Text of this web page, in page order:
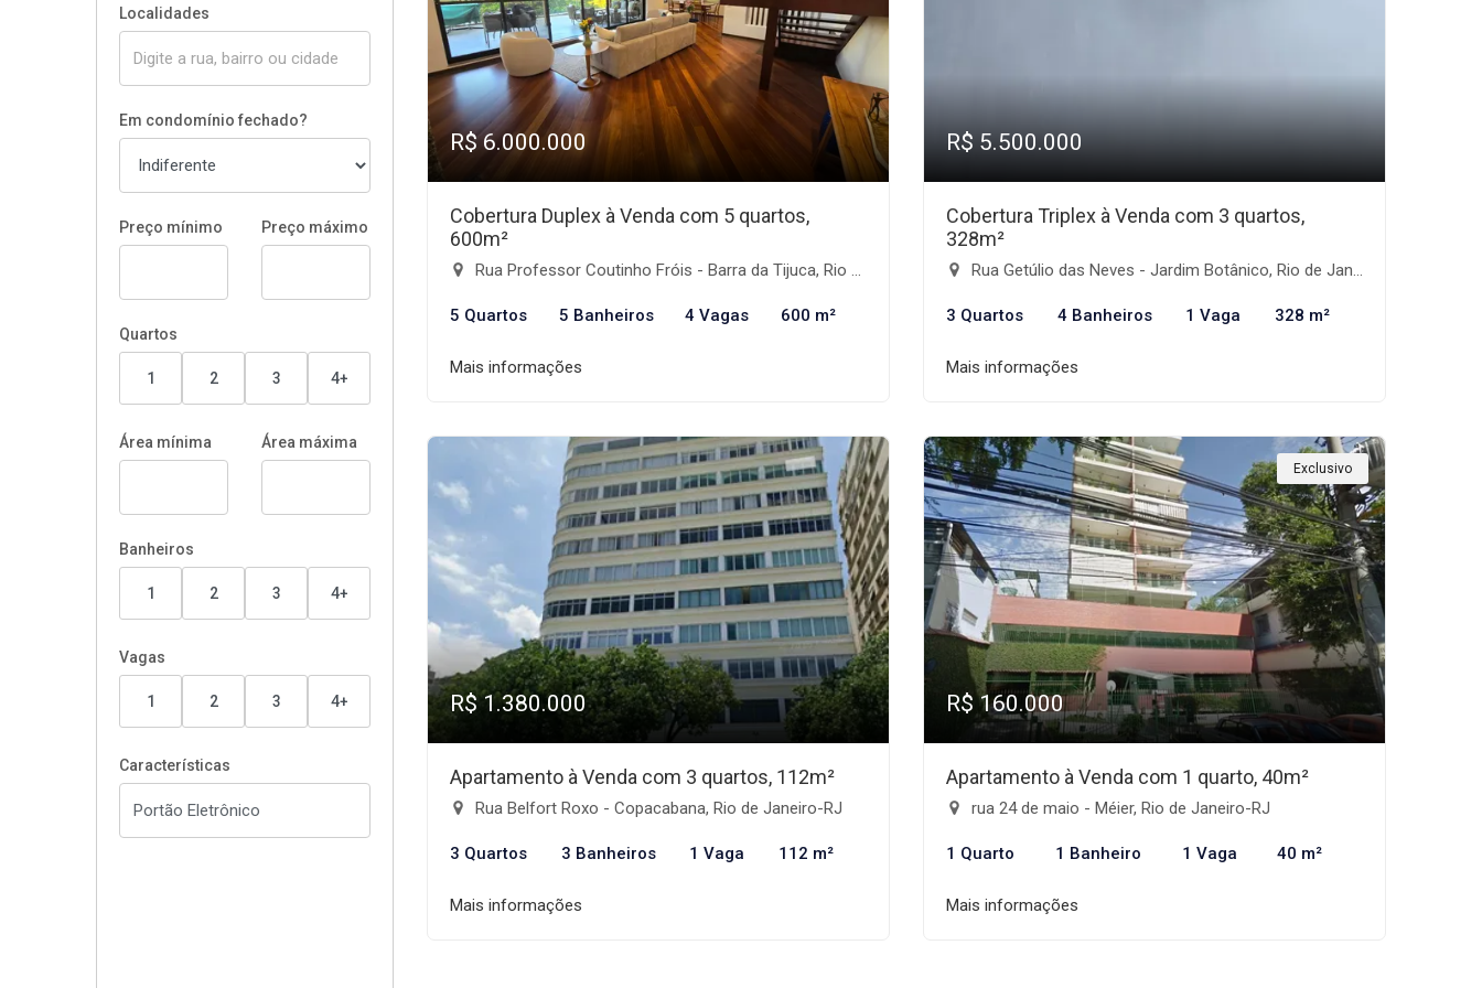
Localidades
Em condomínio fechado?
Preço mínimo Preço máximo
Quartos
1 2 3 4+
Área mínima Área máxima
Banheiros
1 2 3 4+
Vagas
1 2 3 4+
Características
R$ 6.000.000
Cobertura Duplex à Venda com 5 quartos,
600m²
Rua Professor Coutinho Fróis - Barra da Tijuca, Rio de Janeiro-RJ
5 Quartos 5 Banheiros 4 Vagas 600 m²
Mais informações
R$ 5.500.000
Cobertura Triplex à Venda com 3 quartos,
328m²
Rua Getúlio das Neves - Jardim Botânico, Rio de Janeiro-RJ
3 Quartos 4 Banheiros 1 Vaga 328 m²
Mais informações
R$ 1.380.000
Apartamento à Venda com 3 quartos, 112m²
Rua Belfort Roxo - Copacabana, Rio de Janeiro-RJ
3 Quartos 3 Banheiros 1 Vaga 112 m²
Mais informações
Exclusivo
R$ 160.000
Apartamento à Venda com 1 quarto, 40m²
rua 24 de maio - Méier, Rio de Janeiro-RJ
1 Quarto 1 Banheiro 1 Vaga 40 m²
Mais informações